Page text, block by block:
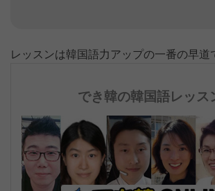
レッスンは韓国語力アップの一番の早道
でき韓の韓国語レッス